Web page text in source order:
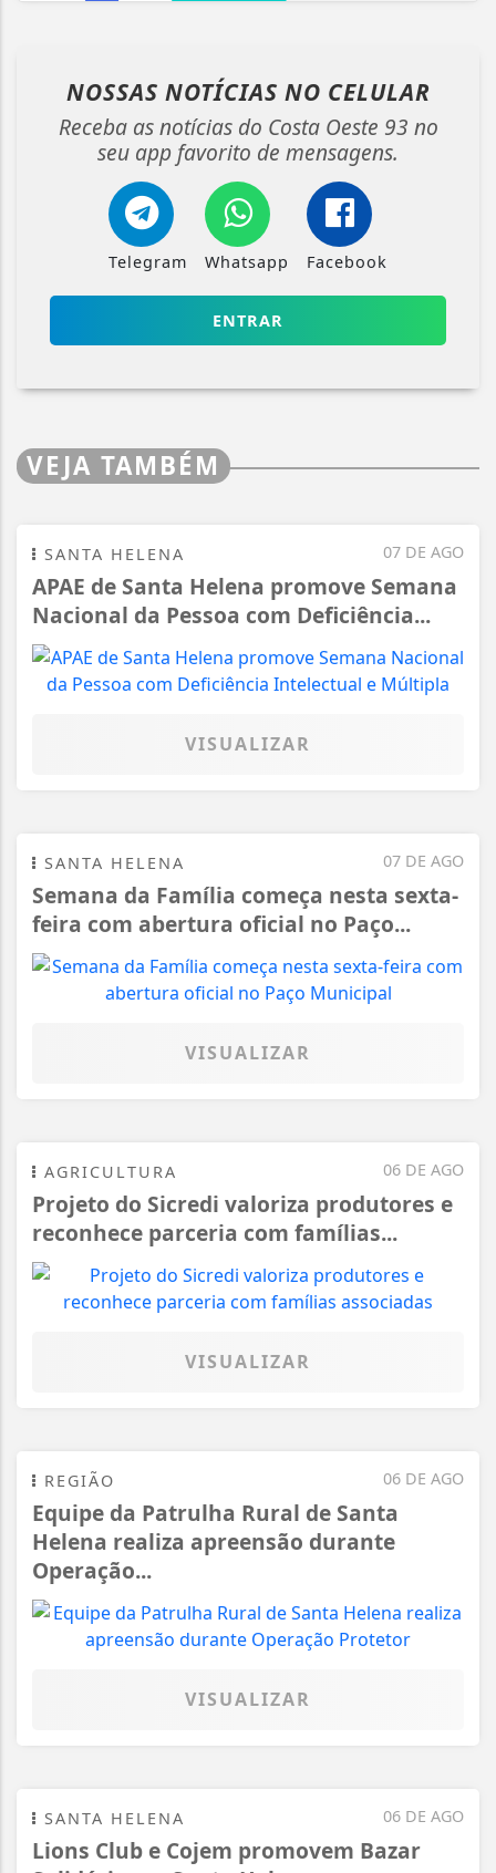
NOSSAS NOTÍCIAS NO CELULAR
Receba as notícias do Costa Oeste 93 no
seu app favorito de mensagens.
Telegram Whatsapp Facebook
ENTRAR
VEJA TAMBÉM
07 DE AGO
SANTA HELENA
APAE de Santa Helena promove Semana
Nacional da Pessoa com Deficiência...
VISUALIZAR
07 DE AGO
SANTA HELENA
Semana da Família começa nesta sexta-
feira com abertura oficial no Paço...
VISUALIZAR
06 DE AGO
AGRICULTURA
Projeto do Sicredi valoriza produtores e
reconhece parceria com famílias...
VISUALIZAR
06 DE AGO
REGIÃO
Equipe da Patrulha Rural de Santa
Helena realiza apreensão durante
Operação...
VISUALIZAR
06 DE AGO
SANTA HELENA
Lions Club e Cojem promovem Bazar